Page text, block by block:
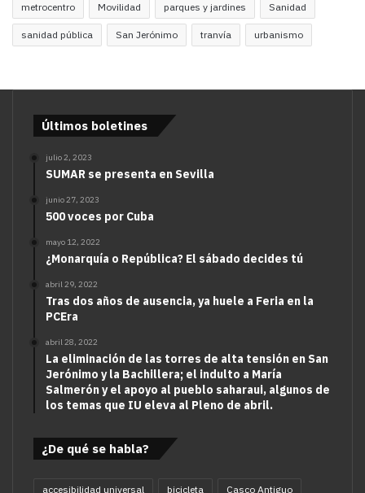
metrocentro Movilidad parques y jardines Sanidad
sanidad pública San Jerónimo tranvía urbanismo
Últimos boletines
julio 2, 2023
SUMAR se presenta en Sevilla
junio 27, 2023
500 voces por Cuba
mayo 12, 2022
¿Monarquía o República? El sábado decides tú
abril 29, 2022
Tras dos años de ausencia, ya huele a Feria en la
PCEra
abril 28, 2022
La eliminación de las torres de alta tensión en San
Jerónimo y la Bachillera; el indulto a María
Salmerón y el apoyo al pueblo saharaui, algunos de
los temas que IU eleva al Pleno de abril.
¿De qué se habla?
accesibilidad universal bicicleta Casco Antiguo